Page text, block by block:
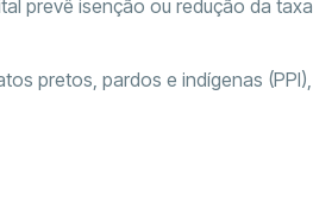
prevê isenção ou redução da taxa
pretos, pardos e indígenas (PPI),